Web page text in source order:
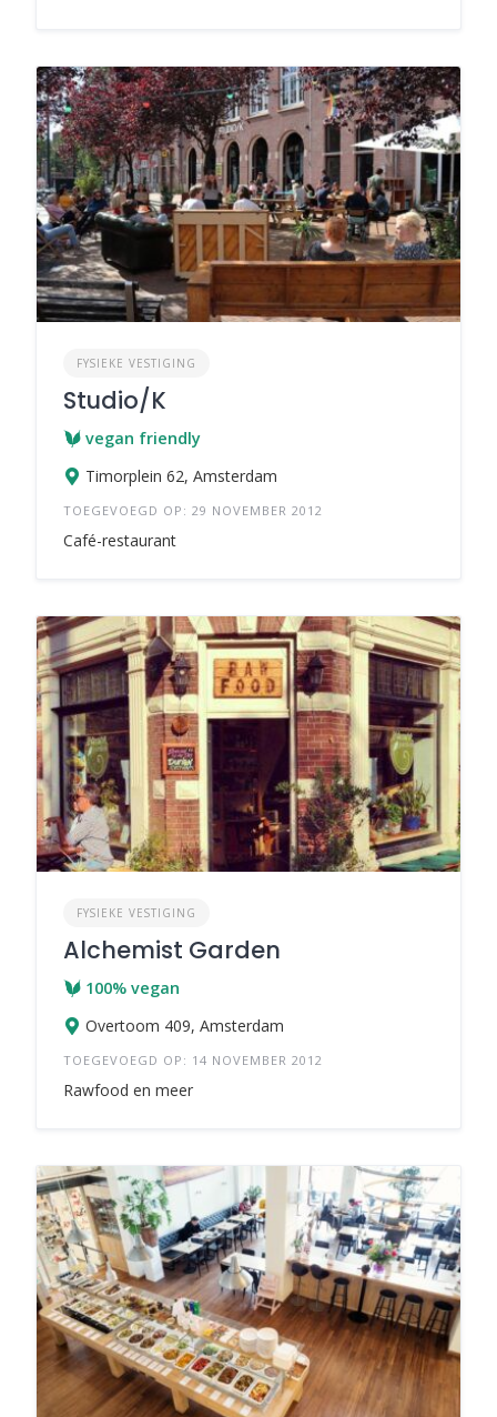
FYSIEKE VESTIGING
Studio/K
vegan friendly
Timorplein 62, Amsterdam
TOEGEVOEGD OP: 29 NOVEMBER 2012
Café-restaurant
FYSIEKE VESTIGING
Alchemist Garden
100% vegan
Overtoom 409, Amsterdam
TOEGEVOEGD OP: 14 NOVEMBER 2012
Rawfood en meer